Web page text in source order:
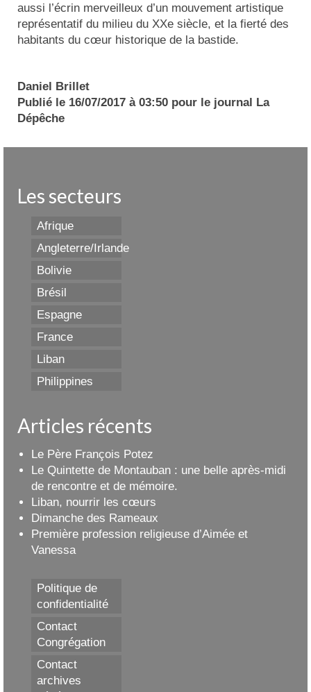
aussi l’écrin merveilleux d’un mouvement artistique
représentatif du milieu du XXe siècle, et la fierté des
habitants du cœur historique de la bastide.
Daniel Brillet
Publié le 16/07/2017 à 03:50 pour le journal La
Dépêche
Les secteurs
Afrique
Angleterre/Irlande
Bolivie
Brésil
Espagne
France
Liban
Philippines
Articles récents
Le Père François Potez
Le Quintette de Montauban : une belle après-midi
de rencontre et de mémoire.
Liban, nourrir les cœurs
Dimanche des Rameaux
Première profession religieuse d’Aimée et
Vanessa
Politique de
confidentialité
Contact
Congrégation
Contact
archives